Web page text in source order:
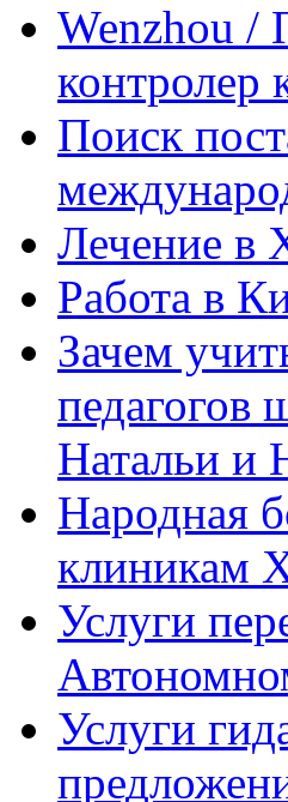
Wenzhou /
контролер
Поиск
Лечение в
Работа в
Зачем
педагогов
Натальи и
Народная
клиникам
Услуги
Услуги